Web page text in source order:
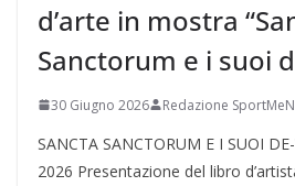
d’arte in mostra
Sanctorum e i suoi
30 Giugno 2026 Redazione
SANCTA SANCTORUM E I SUOI
2026 Presentazione del libro